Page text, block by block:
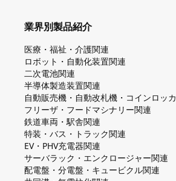
業界別製品紹介
医療・福祉・介護関連
ロボット・自動化装置関連
二次電池関連
半導体製造装置関連
自動販売機・自動改札機・コインロッ
フリーザ・フードマシナリー関連
鉄道車両・駅舎関連
特装・バス・トラック関連
EV・PHV充電器関連
サーバラック・エンクロージャー関連
配電盤・分電盤・キュービクル関連